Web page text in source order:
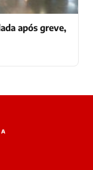
após greve,